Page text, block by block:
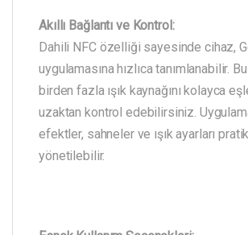
Akıllı Bağlantı ve Kontrol:
Dahili NFC özelliği sayesinde cihaz,
uygulamasına hızlıca tanımlanabilir.
birden fazla ışık kaynağını kolayca
uzaktan kontrol edebilirsiniz.
efektler, sahneler ve ışık ayarları
yönetilebilir.